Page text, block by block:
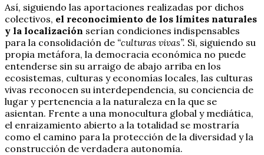
Así, siguiendo las aportaciones realizadas por dichos
colectivos, el reconocimiento de los límites naturales
y la localización serían condiciones indispensables
para la consolidación de “culturas vivas”. Si, siguiendo su
propia metáfora, la democracia económica no puede
entenderse sin su arraigo de abajo arriba en los
ecosistemas, culturas y economías locales, las culturas
vivas reconocen su interdependencia, su conciencia de
lugar y pertenencia a la naturaleza en la que se
asientan. Frente a una monocultura global y mediática,
el enraizamiento abierto a la totalidad se mostraría
como el camino para la protección de la diversidad y la
construcción de verdadera autonomía.